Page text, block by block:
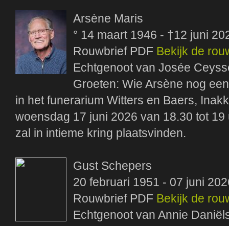
Arsène Maris
° 14 maart 1946 - †12 juni
Rouwbrief PDF Bekijk de
Echtgenoot van Josée
Groeten: Wie Arsène nog
in het funerarium Witters en Baers,
woensdag 17 juni 2026 van 18.30 tot
zal in intieme kring plaatsvinden.
Gust Schepers
20 februari 1951 - 07 juni
Rouwbrief PDF Bekijk de
Echtgenoot van Annie